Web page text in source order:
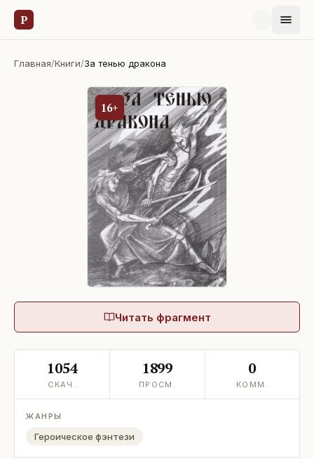
Р
Главная/Книги/За тенью дракона
16+
Читать фрагмент
1054
СКАЧ.
1899
ПРОСМ.
0
КОММ.
ЖАНРЫ
Героическое фэнтези